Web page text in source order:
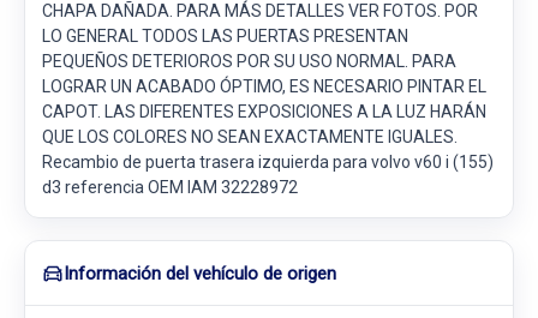
CHAPA DAÑADA. PARA MÁS DETALLES VER FOTOS. POR
LO GENERAL TODOS LAS PUERTAS PRESENTAN
PEQUEÑOS DETERIOROS POR SU USO NORMAL. PARA
LOGRAR UN ACABADO ÓPTIMO, ES NECESARIO PINTAR EL
CAPOT. LAS DIFERENTES EXPOSICIONES A LA LUZ HARÁN
QUE LOS COLORES NO SEAN EXACTAMENTE IGUALES.
Recambio de puerta trasera izquierda para volvo v60 i (155)
d3 referencia OEM IAM 32228972
Información del vehículo de origen